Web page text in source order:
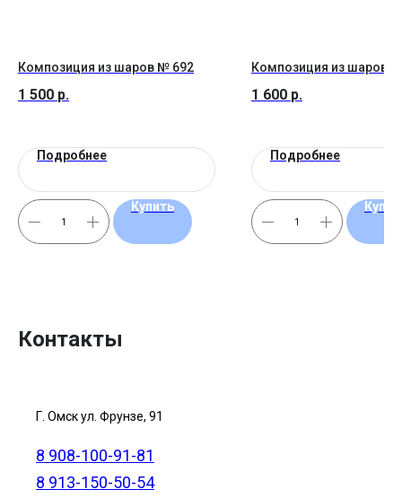
Композиция из шаров № 692
1 500 р.
Подробнее
Купить
Композиция из шаров
1 600 р.
Подробнее
Контакты
Г. Омск ул. Фрунзе, 91
8 908-100-91-81
8 913-150-50-54